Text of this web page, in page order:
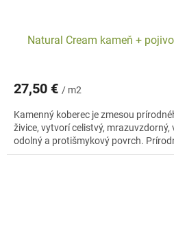
Natural Cream kameň +
27,50 € / m2
Kamenný koberec je zmesou
živice, vytvorí celistvý,
odolný a protišmykový povrch.